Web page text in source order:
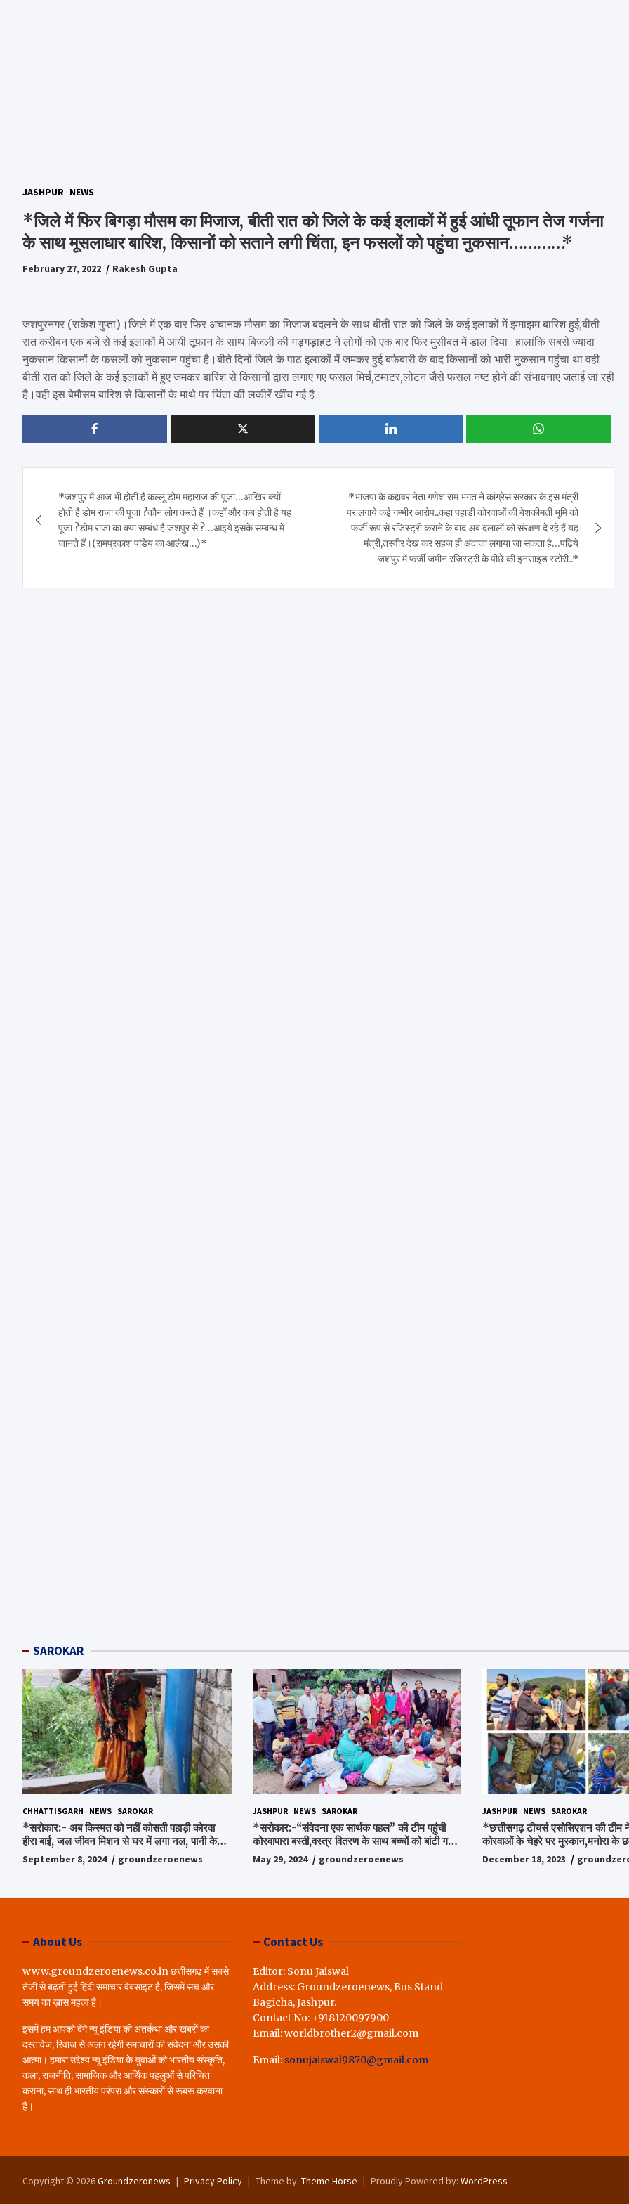
JASHPUR NEWS
*जिले में फिर बिगड़ा मौसम का मिजाज, बीती रात को जिले के कई इलाकों में हुई आंधी तूफान तेज गर्जना
के साथ मूसलाधार बारिश, किसानों को सताने लगी चिंता, इन फसलों को पहुंचा नुकसान…………*
February 27, 2022 Rakesh Gupta
जशपुरनगर (राकेश गुप्ता)।जिले में एक बार फिर अचानक मौसम का मिजाज बदलने के साथ बीती रात को जिले के कई इलाकों में झमाझम बारिश हुई,बीती
रात करीबन एक बजे से कई इलाकों में आंधी तूफान के साथ बिजली की गड़गड़ाहट ने लोगों को एक बार फिर मुसीबत में डाल दिया।हालांकि सबसे ज्यादा
नुकसान किसानों के फसलों को नुकसान पहुंचा है।बीते दिनों जिले के पाठ इलाकों में जमकर हुई बर्फबारी के बाद किसानों को भारी नुकसान पहुंचा था वही
बीती रात को जिले के कई इलाकों में हुए जमकर बारिश से किसानों द्वारा लगाए गए फसल मिर्च,टमाटर,लोटन जैसे फसल नष्ट होने की संभावनाएं जताई जा रही
है।वही इस बेमौसम बारिश से किसानों के माथे पर चिंता की लकीरें खींच गई है।
navigation
*जशपुर में आज भी होती है कल्लू डोम महाराज की पूजा…आखिर क्यों
होती है डोम राजा की पूजा ?कौन लोग करते हैं ।कहाँ और कब होती है यह
पूजा ?डोम राजा का क्या सम्बंध है जशपुर से ?…आइये इसके सम्बन्ध में
जानते हैं।(रामप्रकाश पांडेय का आलेख…)*
*भाजपा के कद्दावर नेता गणेश राम भगत ने कांग्रेस सरकार के इस मंत्री
पर लगाये कई गम्भीर आरोप..कहा पहाड़ी कोरवाओं की बेशकीमती भूमि को
फर्जी रूप से रजिस्ट्री कराने के बाद अब दलालों को संरक्षण दे रहे हैं यह
मंत्री,तस्वीर देख कर सहज ही अंदाजा लगाया जा सकता है…पढिये
जशपुर में फर्जी जमीन रजिस्ट्री के पीछे की इनसाइड स्टोरी..*
SAROKAR
CHHATTISGARH NEWS SAROKAR
*सरोकार:- अब किस्मत को नहीं कोसती पहाड़ी कोरवा
हीरा बाई, जल जीवन मिशन से घर में लगा नल, पानी के
लिए रोज होने वाली टेंशन से मिली मुक्ति…*
September 8, 2024 groundzeroenews
JASHPUR NEWS SAROKAR
*सरोकार:-“संवेदना एक सार्थक पहल” की टीम पहुंची
कोरवापारा बस्ती,वस्त्र वितरण के साथ बच्चों को बांटी गई
चॉकलेट, स्टेशनरी और बिस्किट,अपनों के बीच अपनों को
पाकर भाव विभोर हुए लोग,संवेदना समूह के संस्थापक
May 29, 2024 groundzeroenews
JASHPUR NEWS SAROKAR
*छत्तीसगढ़ टीचर्स एसोसिएशन की टीम
कोरवाओं के चेहरे पर मुस्कान,मनोरा के
किया ये अभियान, पढ़िए पूरी ख़बर…*
December 18, 2023
About Us
www.groundzeroenews.co.in छत्तीसगढ़ में सबसे
तेजी से बढ़ती हुई हिंदी समाचार वेबसाइट है, जिसमें सच और
समय का ख़ास महत्व है।
इसमें हम आपको देंगे न्यू इंडिया की अंतर्कथा और खबरों का
दस्तावेज, रिवाज से अलग रहेगी समाचारों की संवेदना और उसकी
आत्मा। हमारा उद्देश्य न्यू इंडिया के युवाओं को भारतीय संस्कृति,
कला, राजनीति, सामाजिक और आर्थिक पहलुओं से परिचित
कराना, साथ ही भारतीय परंपरा और संस्कारों से रूबरू करवाना
है।
Contact Us
Editor: Sonu Jaiswal
Address: Groundzeroenews, Bus Stand
Bagicha, Jashpur.
Contact No: +918120097900
Email: worldbrother2@gmail.com
Email: sonujaiswal9870@gmail.com
Copyright © 2026Groundzeronews Privacy Policy Theme by: Theme Horse Proudly Powered by: WordPress